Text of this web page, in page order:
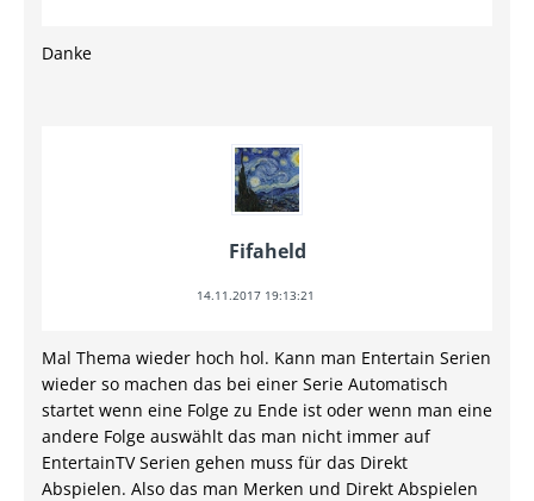
Danke
Fifaheld
14.11.2017 19:13:21
Mal Thema wieder hoch hol. Kann man Entertain Serien
wieder so machen das bei einer Serie Automatisch
startet wenn eine Folge zu Ende ist oder wenn man eine
andere Folge auswählt das man nicht immer auf
EntertainTV Serien gehen muss für das Direkt
Abspielen. Also das man Merken und Direkt Abspielen